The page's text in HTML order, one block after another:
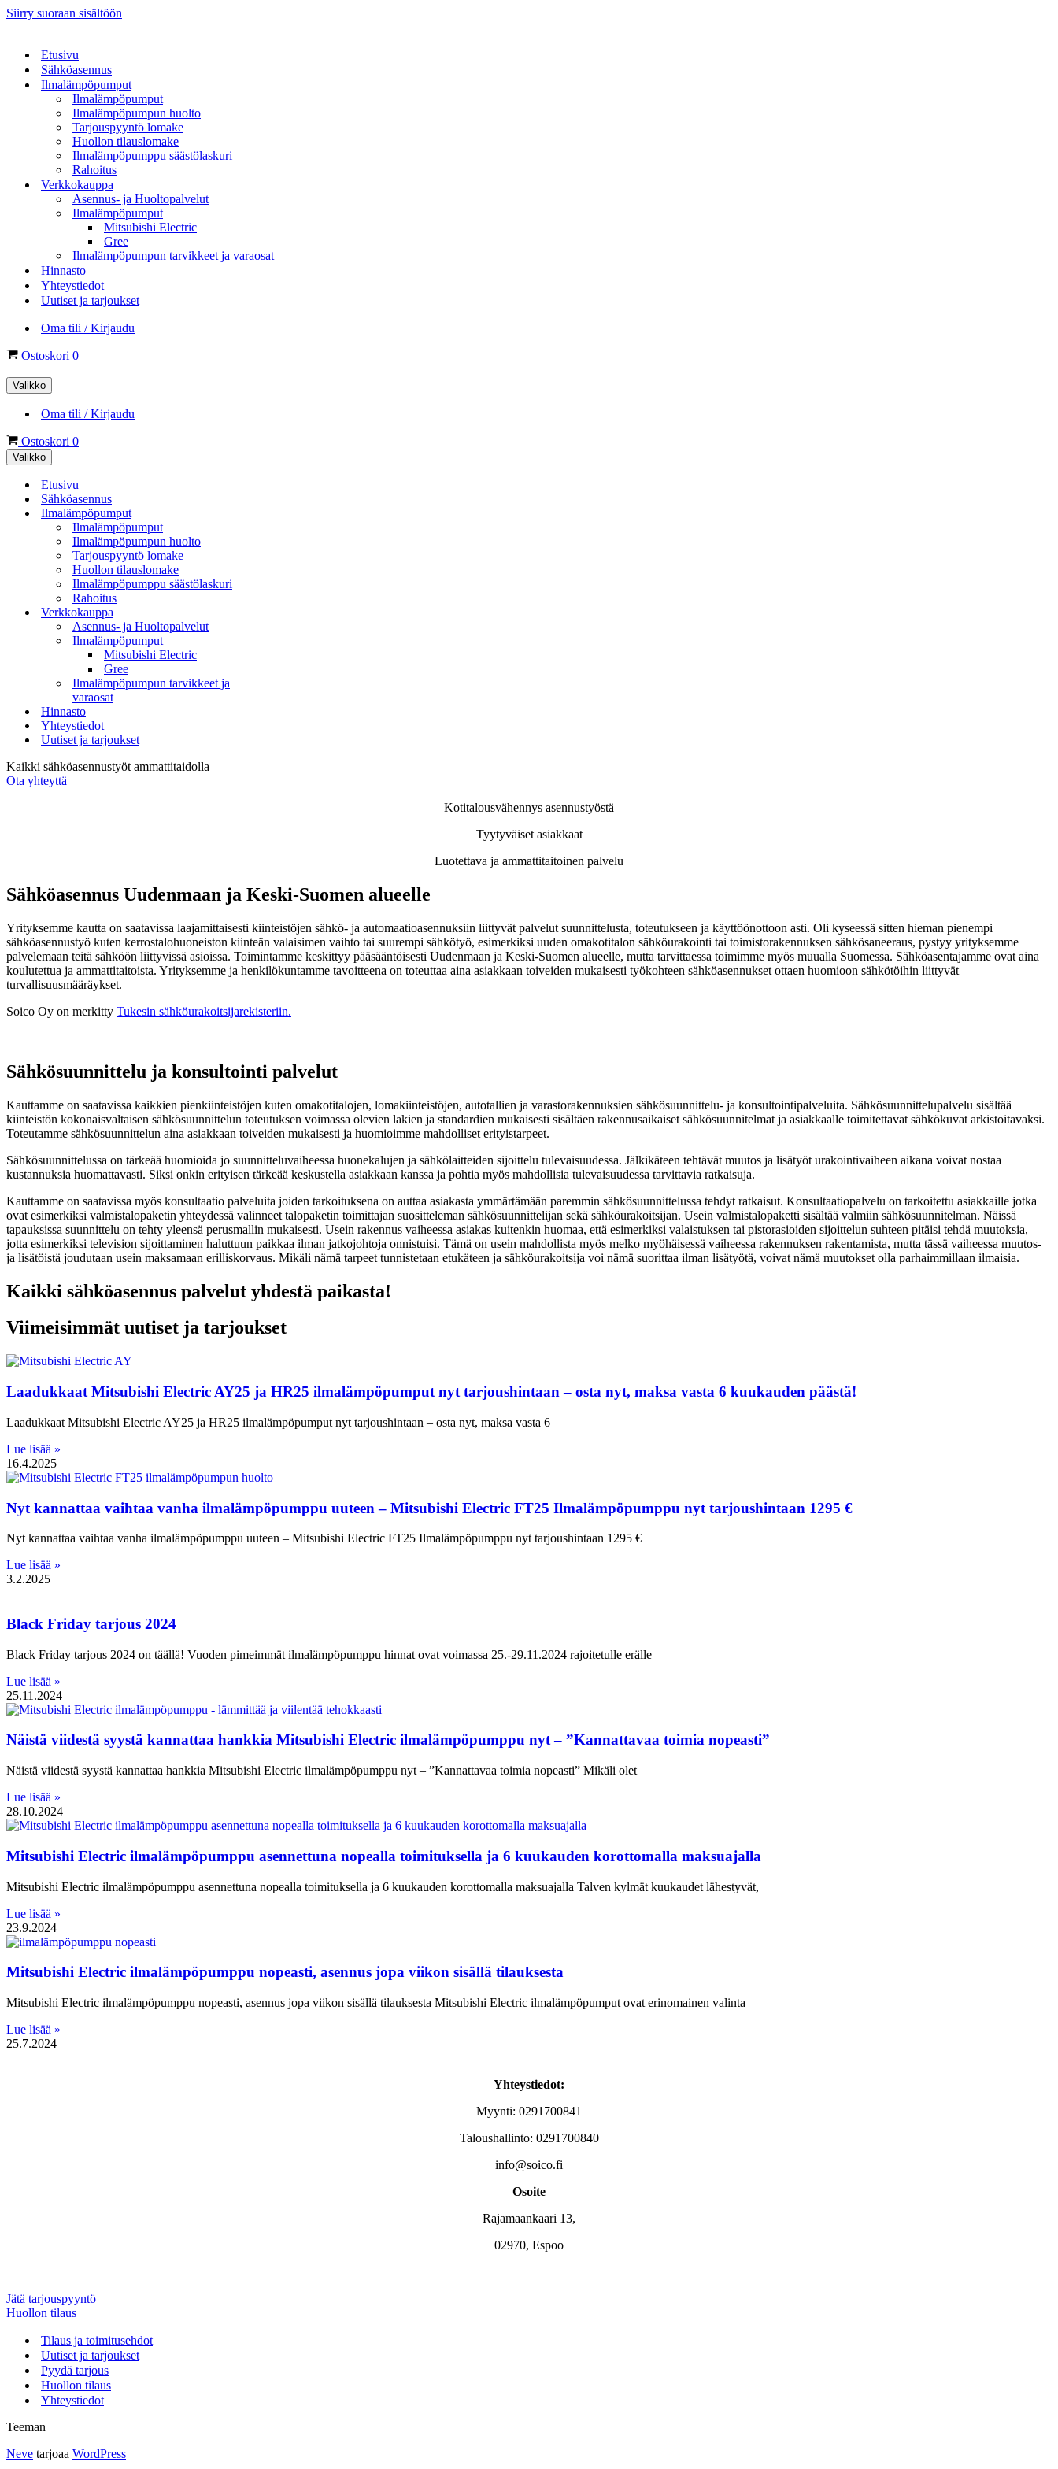
Siirry suoraan sisältöön
Etusivu
Sähköasennus
Ilmalämpöpumput
Ilmalämpöpumput
Ilmalämpöpumpun huolto
Tarjouspyyntö lomake
Huollon tilauslomake
Ilmalämpöpumppu säästölaskuri
Rahoitus
Verkkokauppa
Asennus- ja Huoltopalvelut
Ilmalämpöpumput
Mitsubishi Electric
Gree
Ilmalämpöpumpun tarvikkeet ja varaosat
Hinnasto
Yhteystiedot
Uutiset ja tarjoukset
Oma tili / Kirjaudu
Ostoskori 0
Valikko
Oma tili / Kirjaudu
Ostoskori 0
Valikko
Etusivu
Sähköasennus
Ilmalämpöpumput
Ilmalämpöpumput
Ilmalämpöpumpun huolto
Tarjouspyyntö lomake
Huollon tilauslomake
Ilmalämpöpumppu säästölaskuri
Rahoitus
Verkkokauppa
Asennus- ja Huoltopalvelut
Ilmalämpöpumput
Mitsubishi Electric
Gree
Ilmalämpöpumpun tarvikkeet ja
varaosat
Hinnasto
Yhteystiedot
Uutiset ja tarjoukset
Kaikki sähköasennustyöt ammattitaidolla
Ota yhteyttä
Kotitalousvähennys asennustyöstä
Tyytyväiset asiakkaat
Luotettava ja ammattitaitoinen palvelu
Sähköasennus Uudenmaan ja Keski-Suomen alueelle
Yrityksemme kautta on saatavissa laajamittaisesti kiinteistöjen sähkö- ja automaatioasennuksiin liittyvät palvelut suunnittelusta, toteutukseen ja käyttöönottoon asti. Oli kyseessä sitten hieman pienempi
sähköasennustyö kuten kerrostalohuoneiston kiinteän valaisimen vaihto tai suurempi sähkötyö, esimerkiksi uuden omakotitalon sähköurakointi tai toimistorakennuksen sähkösaneeraus, pystyy yrityksemme
palvelemaan teitä sähköön liittyvissä asioissa. Toimintamme keskittyy pääsääntöisesti Uudenmaan ja Keski-Suomen alueelle, mutta tarvittaessa toimimme myös muualla Suomessa. Sähköasentajamme ovat aina
koulutettua ja ammattitaitoista. Yrityksemme ja henkilökuntamme tavoitteena on toteuttaa aina asiakkaan toiveiden mukaisesti työkohteen sähköasennukset ottaen huomioon sähkötöihin liittyvät
turvallisuusmääräykset.
Soico Oy on merkitty Tukesin sähköurakoitsija­rekisteriin.
Sähkösuunnittelu ja konsultointi palvelut
Kauttamme on saatavissa kaikkien pienkiinteistöjen kuten omakotitalojen, lomakiinteistöjen, autotallien ja varastorakennuksien sähkösuunnittelu- ja konsultointipalveluita. Sähkösuunnittelupalvelu sisältää
kiinteistön kokonaisvaltaisen sähkösuunnittelun toteutuksen voimassa olevien lakien ja standardien mukaisesti sisältäen rakennusaikaiset sähkösuunnitelmat ja asiakkaalle toimitettavat sähkökuvat arkistoitavaksi.
Toteutamme sähkösuunnittelun aina asiakkaan toiveiden mukaisesti ja huomioimme mahdolliset erityistarpeet.
Sähkösuunnittelussa on tärkeää huomioida jo suunnitteluvaiheessa huonekalujen ja sähkölaitteiden sijoittelu tulevaisuudessa. Jälkikäteen tehtävät muutos ja lisätyöt urakointivaiheen aikana voivat nostaa
kustannuksia huomattavasti. Siksi onkin erityisen tärkeää keskustella asiakkaan kanssa ja pohtia myös mahdollisia tulevaisuudessa tarvittavia ratkaisuja.
Kauttamme on saatavissa myös konsultaatio palveluita joiden tarkoituksena on auttaa asiakasta ymmärtämään paremmin sähkösuunnittelussa tehdyt ratkaisut. Konsultaatiopalvelu on tarkoitettu asiakkaille jotka
ovat esimerkiksi valmistalopaketin yhteydessä valinneet talopaketin toimittajan suositteleman sähkösuunnittelijan sekä sähköurakoitsijan. Usein valmistalopaketti sisältää valmiin sähkösuunnitelman. Näissä
tapauksissa suunnittelu on tehty yleensä perusmallin mukaisesti. Usein rakennus vaiheessa asiakas kuitenkin huomaa, että esimerkiksi valaistuksen tai pistorasioiden sijoittelun suhteen pitäisi tehdä muutoksia,
jotta esimerkiksi television sijoittaminen haluttuun paikkaa ilman jatkojohtoja onnistuisi. Tämä on usein mahdollista myös melko myöhäisessä vaiheessa rakennuksen rakentamista, mutta tässä vaiheessa muutos-
ja lisätöistä joudutaan usein maksamaan erilliskorvaus. Mikäli nämä tarpeet tunnistetaan etukäteen ja sähköurakoitsija voi nämä suorittaa ilman lisätyötä, voivat nämä muutokset olla parhaimmillaan ilmaisia.
Kaikki sähköasennus palvelut yhdestä paikasta!
Viimeisimmät uutiset ja tarjoukset
Laadukkaat Mitsubishi Electric AY25 ja HR25 ilmalämpöpumput nyt tarjoushintaan – osta nyt, maksa vasta 6 kuukauden päästä!
Laadukkaat Mitsubishi Electric AY25 ja HR25 ilmalämpöpumput nyt tarjoushintaan – osta nyt, maksa vasta 6
Lue lisää »
16.4.2025
Nyt kannattaa vaihtaa vanha ilmalämpöpumppu uuteen – Mitsubishi Electric FT25 Ilmalämpöpumppu nyt tarjoushintaan 1295 €
Nyt kannattaa vaihtaa vanha ilmalämpöpumppu uuteen – Mitsubishi Electric FT25 Ilmalämpöpumppu nyt tarjoushintaan 1295 €
Lue lisää »
3.2.2025
Black Friday tarjous 2024
Black Friday tarjous 2024 on täällä! Vuoden pimeimmät ilmalämpöpumppu hinnat ovat voimassa 25.-29.11.2024 rajoitetulle erälle
Lue lisää »
25.11.2024
Näistä viidestä syystä kannattaa hankkia Mitsubishi Electric ilmalämpöpumppu nyt – ”Kannattavaa toimia nopeasti”
Näistä viidestä syystä kannattaa hankkia Mitsubishi Electric ilmalämpöpumppu nyt – ”Kannattavaa toimia nopeasti” Mikäli olet
Lue lisää »
28.10.2024
Mitsubishi Electric ilmalämpöpumppu asennettuna nopealla toimituksella ja 6 kuukauden korottomalla maksuajalla
Mitsubishi Electric ilmalämpöpumppu asennettuna nopealla toimituksella ja 6 kuukauden korottomalla maksuajalla Talven kylmät kuukaudet lähestyvät,
Lue lisää »
23.9.2024
Mitsubishi Electric ilmalämpöpumppu nopeasti, asennus jopa viikon sisällä tilauksesta
Mitsubishi Electric ilmalämpöpumppu nopeasti, asennus jopa viikon sisällä tilauksesta Mitsubishi Electric ilmalämpöpumput ovat erinomainen valinta
Lue lisää »
25.7.2024
Yhteystiedot:
Myynti: 0291700841
Taloushallinto: 0291700840
info@soico.fi
Osoite
Rajamaankaari 13,
02970, Espoo
Jätä tarjouspyyntö
Huollon tilaus
Tilaus ja toimitusehdot
Uutiset ja tarjoukset
Pyydä tarjous
Huollon tilaus
Yhteystiedot
Teeman
Neve tarjoaa WordPress